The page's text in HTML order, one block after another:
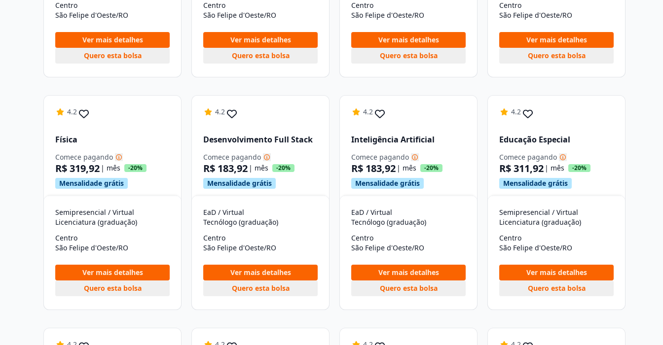
Centro
São Felipe d'Oeste/RO
Ver mais detalhes
Quero esta bolsa
Centro
São Felipe d'Oeste/RO
Ver mais detalhes
Quero esta bolsa
Centro
São Felipe d'Oeste/RO
Ver mais detalhes
Quero esta bolsa
Centro
São Felipe d'Oeste/RO
Ver mais detalhes
Quero esta bolsa
4.2
Física
Comece pagando
R$ 319,92 | mês -20%
Mensalidade grátis
Semipresencial / Virtual
Licenciatura (graduação)
Centro
São Felipe d'Oeste/RO
Ver mais detalhes
Quero esta bolsa
4.2
Desenvolvimento Full Stack
Comece pagando
R$ 183,92 | mês -20%
Mensalidade grátis
EaD / Virtual
Tecnólogo (graduação)
Centro
São Felipe d'Oeste/RO
Ver mais detalhes
Quero esta bolsa
4.2
Inteligência Artificial
Comece pagando
R$ 183,92 | mês -20%
Mensalidade grátis
EaD / Virtual
Tecnólogo (graduação)
Centro
São Felipe d'Oeste/RO
Ver mais detalhes
Quero esta bolsa
4.2
Educação Especial
Comece pagando
R$ 311,92 | mês -20%
Mensalidade grátis
Semipresencial / Virtual
Licenciatura (graduação)
Centro
São Felipe d'Oeste/RO
Ver mais detalhes
Quero esta bolsa